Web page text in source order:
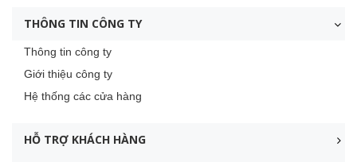
THÔNG TIN CÔNG TY
Thông tin công ty
Giới thiệu công ty
Hệ thống các cửa hàng
HỖ TRỢ KHÁCH HÀNG